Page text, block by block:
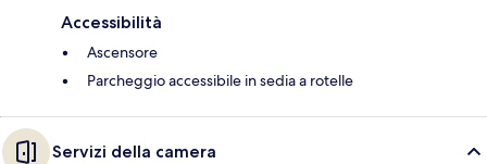
Accessibilità
Ascensore
Parcheggio accessibile in sedia a rotelle
Servizi della camera